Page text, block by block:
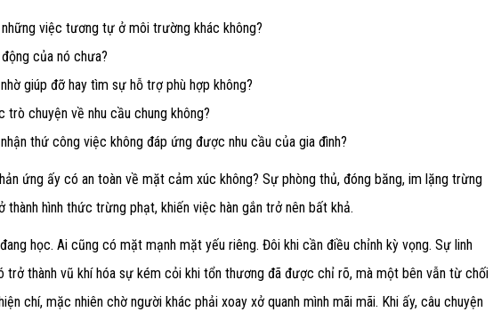
việc tương tự ở môi trường khác không?
của nó chưa?
giúp đỡ hay tìm sự hỗ trợ phù hợp không?
chuyện về nhu cầu chung không?
thứ công việc không đáp ứng được nhu cầu của gia đình?
ứng ấy có an toàn về mặt cảm xúc không? Sự phòng thủ, đóng băng, im lặng trừng
thành hình thức trừng phạt, khiến việc hàn gắn trở nên bất khả.
học. Ai cũng có mặt mạnh mặt yếu riêng. Đôi khi cần điều chỉnh kỳ vọng. Sự linh
trở thành vũ khí hóa sự kém cỏi khi tổn thương đã được chỉ rõ, mà một bên vẫn từ chối
chí, mặc nhiên chờ người khác phải xoay xở quanh mình mãi mãi. Khi ấy, câu chuyện